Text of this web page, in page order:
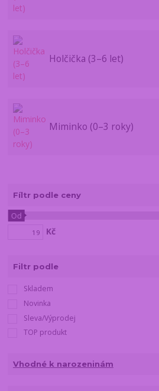
Holčička (3–6 let)
Miminko (0–3 roky)
Fíltr podle ceny
Kč
Od
Filtr podle
Skladem
Novinka
Sleva/Výprodej
TOP produkt
Vhodné k narozeninám